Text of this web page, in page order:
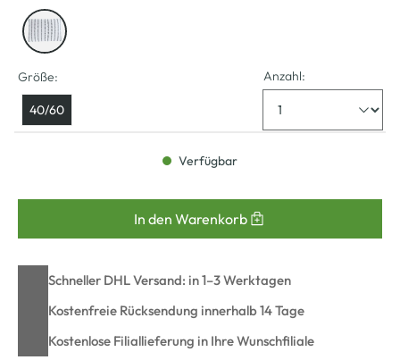
Größe:
40/60
Anzahl:
Verfügbar
In den Warenkorb
Schneller DHL Versand: in 1–3 Werktagen
Kostenfreie Rücksendung innerhalb 14 Tage
Kostenlose Filiallieferung in Ihre Wunschfiliale